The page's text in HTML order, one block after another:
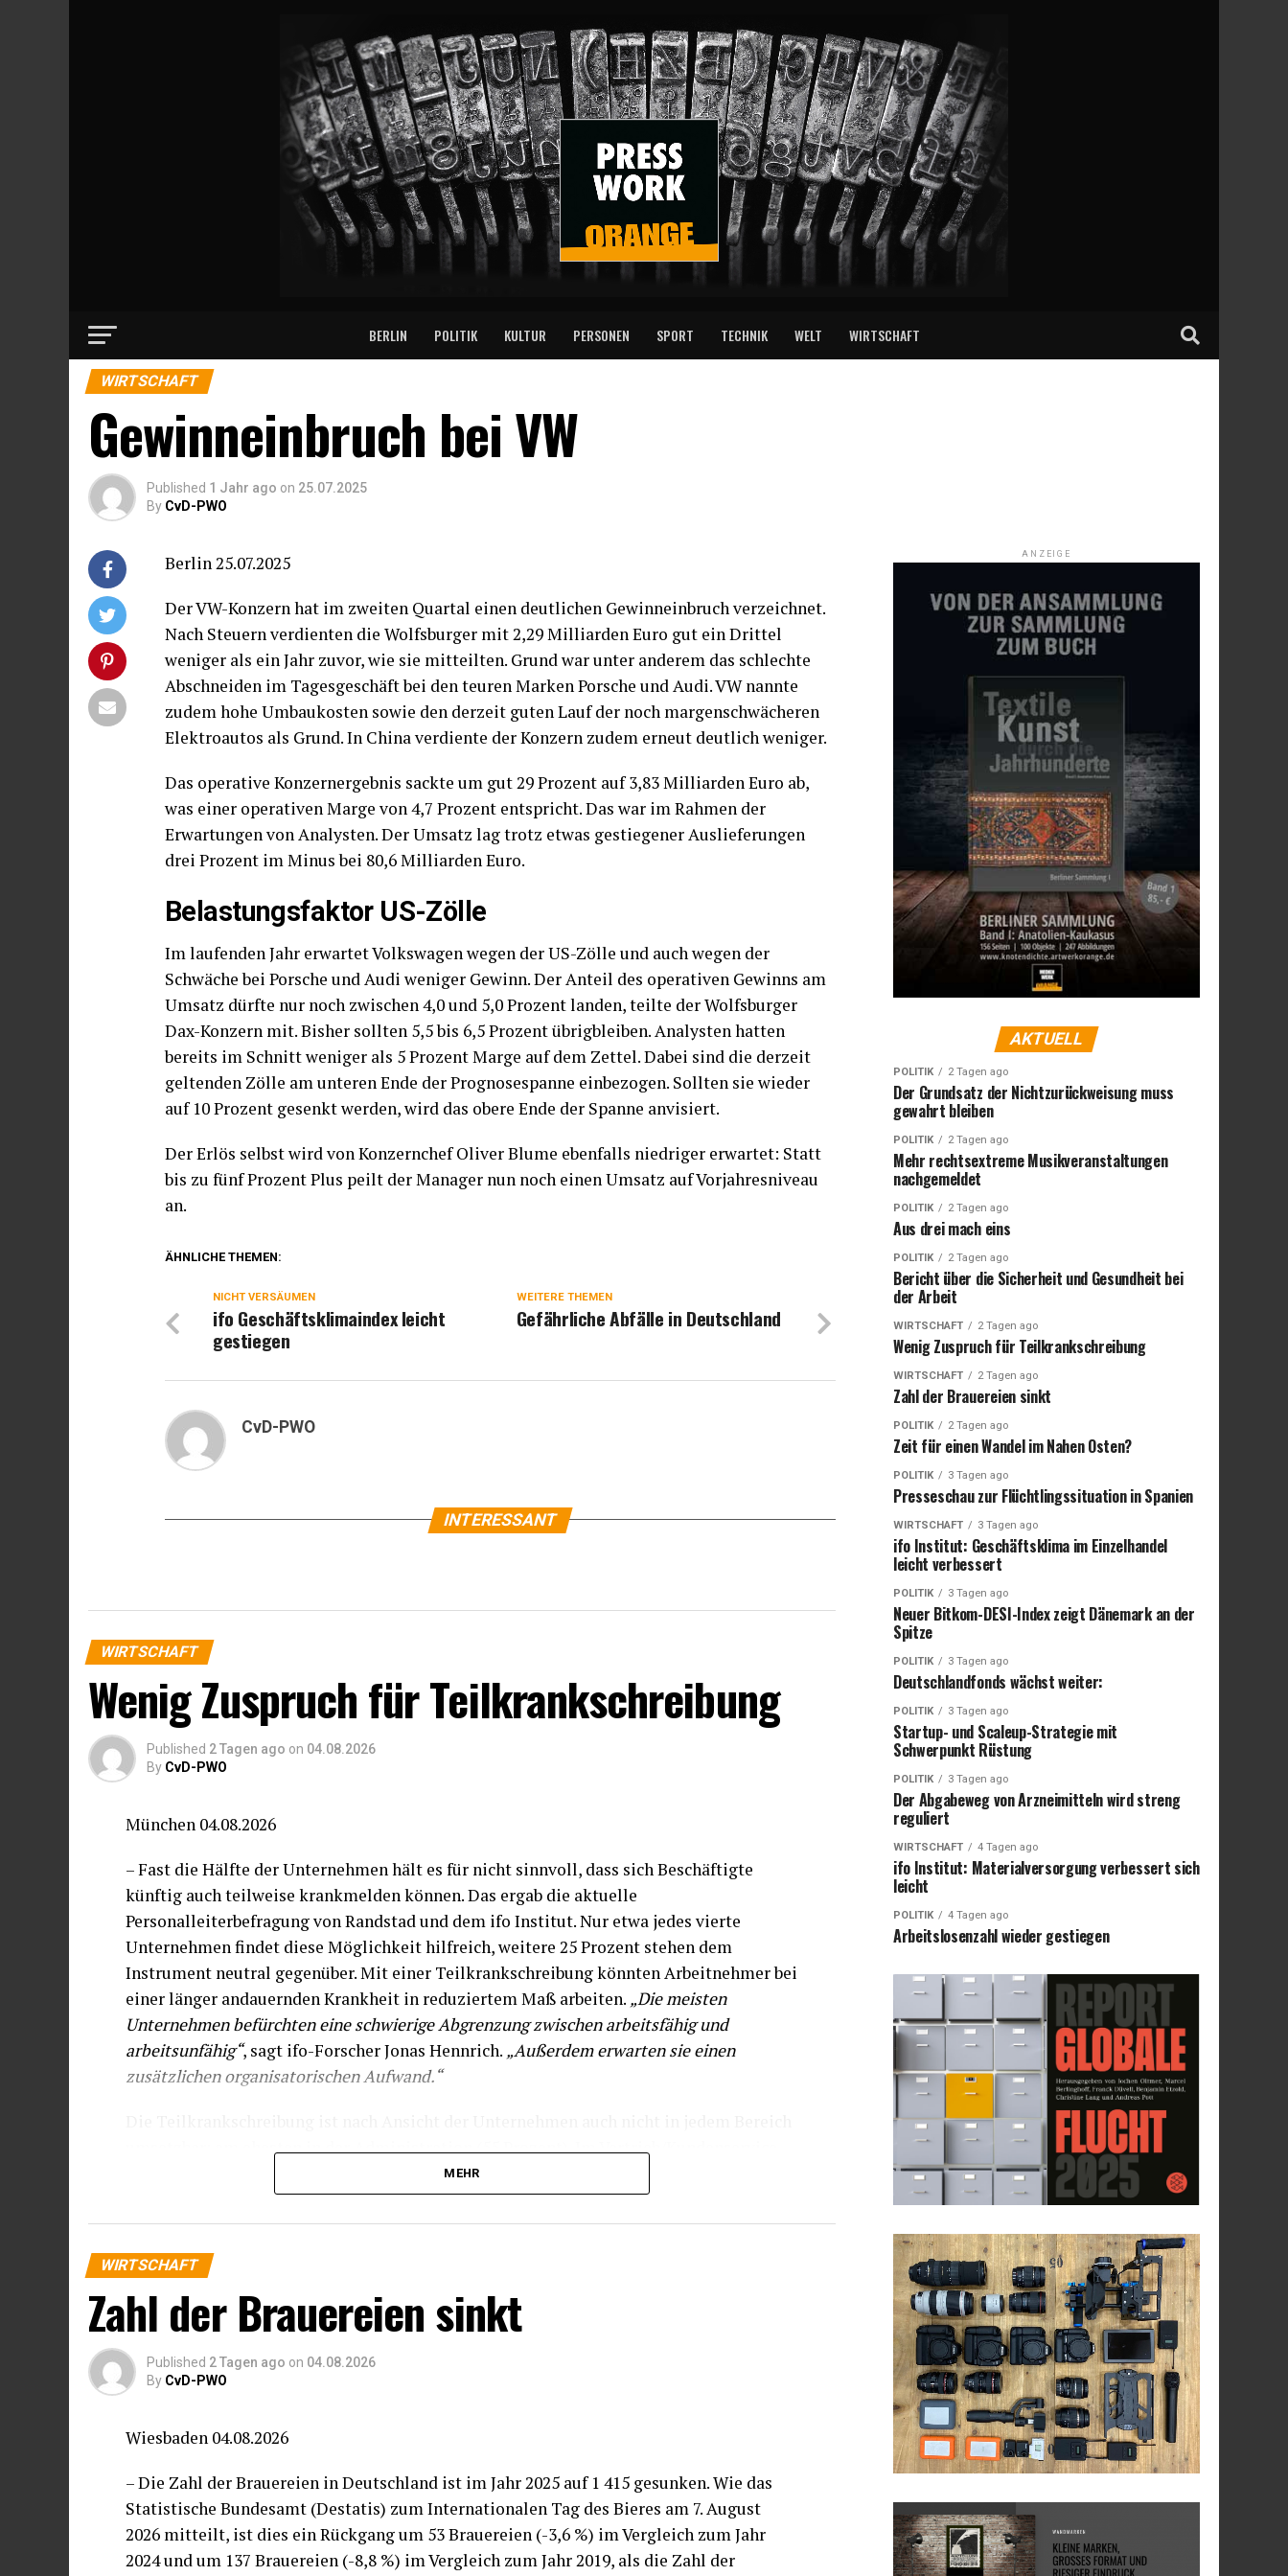
BERLIN POLITIK KULTUR PERSONEN SPORT TECHNIK WELT WIRTSCHAFT
WIRTSCHAFT
Gewinneinbruch bei VW
Published 1 Jahr ago on 25.07.2025
By CvD-PWO
Berlin 25.07.2025
Der VW-Konzern hat im zweiten Quartal einen deutlichen Gewinneinbruch verzeichnet.
Nach Steuern verdienten die Wolfsburger mit 2,29 Milliarden Euro gut ein Drittel
weniger als ein Jahr zuvor, wie sie mitteilten. Grund war unter anderem das schlechte
Abschneiden im Tagesgeschäft bei den teuren Marken Porsche und Audi. VW nannte
zudem hohe Umbaukosten sowie den derzeit guten Lauf der noch margenschwächeren
Elektroautos als Grund. In China verdiente der Konzern zudem erneut deutlich weniger.
Das operative Konzernergebnis sackte um gut 29 Prozent auf 3,83 Milliarden Euro ab,
was einer operativen Marge von 4,7 Prozent entspricht. Das war im Rahmen der
Erwartungen von Analysten. Der Umsatz lag trotz etwas gestiegener Auslieferungen
drei Prozent im Minus bei 80,6 Milliarden Euro.
Belastungsfaktor US-Zölle
Im laufenden Jahr erwartet Volkswagen wegen der US-Zölle und auch wegen der
Schwäche bei Porsche und Audi weniger Gewinn. Der Anteil des operativen Gewinns am
Umsatz dürfte nur noch zwischen 4,0 und 5,0 Prozent landen, teilte der Wolfsburger
Dax-Konzern mit. Bisher sollten 5,5 bis 6,5 Prozent übrigbleiben. Analysten hatten
bereits im Schnitt weniger als 5 Prozent Marge auf dem Zettel. Dabei sind die derzeit
geltenden Zölle am unteren Ende der Prognosespanne einbezogen. Sollten sie wieder
auf 10 Prozent gesenkt werden, wird das obere Ende der Spanne anvisiert.
Der Erlös selbst wird von Konzernchef Oliver Blume ebenfalls niedriger erwartet: Statt
bis zu fünf Prozent Plus peilt der Manager nun noch einen Umsatz auf Vorjahresniveau
an.
ÄHNLICHE THEMEN:
WEITERE THEMEN
Gefährliche Abfälle in Deutschland
NICHT VERSÄUMEN
ifo Geschäftsklimaindex leicht
gestiegen
CvD-PWO
INTERESSANT
WIRTSCHAFT
Wenig Zuspruch für Teilkrankschreibung
Published 2 Tagen ago on 04.08.2026
By CvD-PWO
München 04.08.2026
– Fast die Hälfte der Unternehmen hält es für nicht sinnvoll, dass sich Beschäftigte
künftig auch teilweise krankmelden können. Das ergab die aktuelle
Personalleiterbefragung von Randstad und dem ifo Institut. Nur etwa jedes vierte
Unternehmen findet diese Möglichkeit hilfreich, weitere 25 Prozent stehen dem
Instrument neutral gegenüber. Mit einer Teilkrankschreibung könnten Arbeitnehmer bei
einer länger andauernden Krankheit in reduziertem Maß arbeiten. „Die meisten
Unternehmen befürchten eine schwierige Abgrenzung zwischen arbeitsfähig und
arbeitsunfähig“, sagt ifo-Forscher Jonas Hennrich. „Außerdem erwarten sie einen
zusätzlichen organisatorischen Aufwand.“
sehen 33 Prozent einen möglichen Einsatz dieses Instruments. In der Logistik (11
Prozent) und in der Produktion (8 Prozent) ist die Teilkrankschreibung nach Ansicht der
Unternehmen wenig geeignet.
Die Hälfte der Unternehmen erwartet keine wesentlichen positiven Effekte dieses
Instruments. Jeweils ein Drittel der Unternehmen hofft bei solchen Krankschreibungen
auf kürzere Fehlzeiten beziehungsweise auf eine schnellere Rückkehr erkrankter
Fachkräfte trotz gesundheitlicher Einschränkungen länger arbeiten; 12 Prozent halten
unter diesen Umständen eine flexiblere Personalplanung für möglich.
Die beschlossene Regelung der Teilkrankschreibung sieht vor, dass bei länger
werden kann und Beschäftigte ihre Arbeitszeit entsprechend reduzieren.
MEHR
WIRTSCHAFT
Zahl der Brauereien sinkt
Published 2 Tagen ago on 04.08.2026
By CvD-PWO
Wiesbaden 04.08.2026
– Die Zahl der Brauereien in Deutschland ist im Jahr 2025 auf 1 415 gesunken. Wie das
Statistische Bundesamt (Destatis) zum Internationalen Tag des Bieres am 7. August
2026 mitteilt, ist dies ein Rückgang um 53 Brauereien (-3,6 %) im Vergleich zum Jahr
2024 und um 137 Brauereien (-8,8 %) im Vergleich zum Jahr 2019, als die Zahl der
ANZEIGE
AKTUELL
POLITIK 2 Tagen ago
Der Grundsatz der Nichtzurückweisung muss
gewahrt bleiben
POLITIK 2 Tagen ago
Mehr rechtsextreme Musikveranstaltungen
nachgemeldet
POLITIK 2 Tagen ago
Aus drei mach eins
POLITIK 2 Tagen ago
Bericht über die Sicherheit und Gesundheit bei
der Arbeit
WIRTSCHAFT 2 Tagen ago
Wenig Zuspruch für Teilkrankschreibung
WIRTSCHAFT 2 Tagen ago
Zahl der Brauereien sinkt
POLITIK 2 Tagen ago
Zeit für einen Wandel im Nahen Osten?
POLITIK 3 Tagen ago
Presseschau zur Flüchtlingssituation in Spanien
WIRTSCHAFT 3 Tagen ago
ifo Institut: Geschäftsklima im Einzelhandel
leicht verbessert
POLITIK 3 Tagen ago
Neuer Bitkom-DESI-Index zeigt Dänemark an der
Spitze
POLITIK 3 Tagen ago
Deutschlandfonds wächst weiter:
POLITIK 3 Tagen ago
Startup- und Scaleup-Strategie mit
Schwerpunkt Rüstung
POLITIK 3 Tagen ago
Der Abgabeweg von Arzneimitteln wird streng
reguliert
WIRTSCHAFT 4 Tagen ago
ifo Institut: Materialversorgung verbessert sich
leicht
POLITIK 4 Tagen ago
Arbeitslosenzahl wieder gestiegen